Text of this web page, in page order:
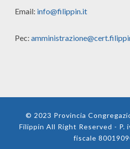
Email: info@filippin.it
Pec:
© 2023 Provincia
Filippin All Right Reserved - P.
fiscale